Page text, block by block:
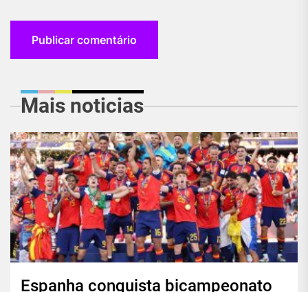
Mais noticias
Espanha conquista bicampeonato